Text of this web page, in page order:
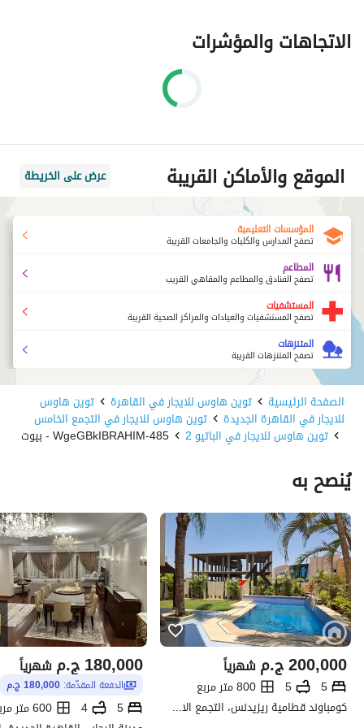
الاتجاهات والمؤشرات
الموقع والأماكن القريبة عرض على الخريطة
المؤسسات التعليمية
تصفح المدارس والكليات والجامعات القريبة
المطاعم
تصفح الفنادق والمطاعم والمقاهي القريب
المستشفيات
تصفح المستشفيات والعيادات والمراكز الصحية القريبة
المتنزهات
تصفح المتنزهات القريبة
الصفحة الرئيسية توين هاوس للايجار في القاهرة توين هاوس
للايجار في القاهرة الجديدة توين هاوس للايجار في التجمع الخامس
توين هاوس للايجار في الباتيو 2 485-WgeGBkIBRAHIM - بيوت
يُنصح به
ج.م200,000 شهرياً
5
5
800 متر مربع
كومباوند قطامية ريزيدنس، التجمع الاول، القاهرة الجديدة، القاهرة
ج.م180,000 شهرياً
الدفعة المقدّمة: 180,000 ج.م
5
4
600 متر مربع